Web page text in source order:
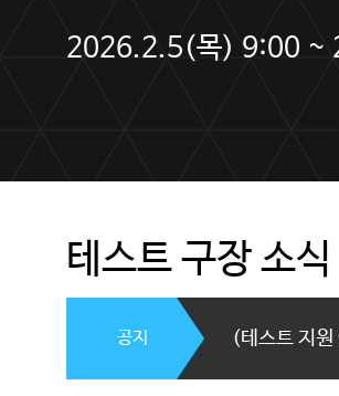
2026.2.5(목) 9:00 ~
테스트 구장 소식
(테스트 지
공지